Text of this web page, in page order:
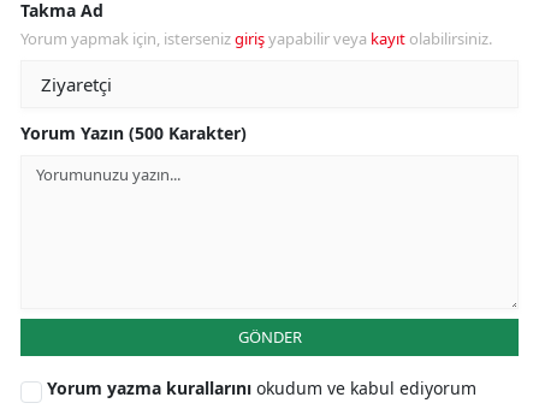
Takma Ad
Yorum yapmak için, istersenizgirişyapabilir veya kayıt olabilirsiniz.
Yorum Yazın (500 Karakter)
GÖNDER
Yorum yazma kurallarını okudum ve kabul ediyorum